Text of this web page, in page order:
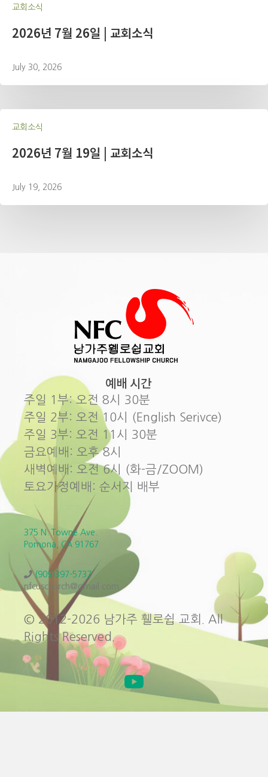
교회소식
2026년 7월 26일 | 교회소식
July 30, 2026
교회소식
2026년 7월 19일 | 교회소식
July 19, 2026
예배 시간
주일 1부: 오전 8시 30분
주일 2부: 오전 10시 (English Serivce)
주일 3부: 오전 11시 30분
금요예배: 오후 8시
새벽예배: 오전 6시 (화-금/ZOOM)
토요가정예배: 순서지 배부
375 N. Towne Ave.
Pomona, CA 91767
(909)397-5737
nfcuschurch@gmail.com
© 2012-2026 남가주 휄로쉽 교회. All
Rights Reserved.